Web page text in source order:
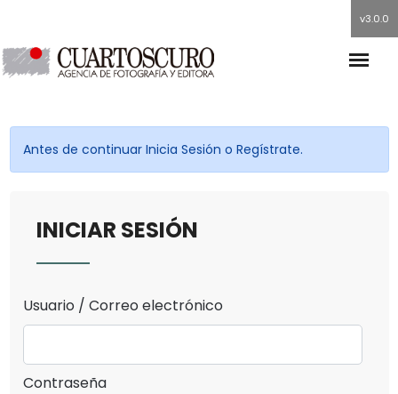
v3.0.0
Antes de continuar Inicia Sesión o Regístrate.
INICIAR SESIÓN
Usuario / Correo electrónico
Contraseña